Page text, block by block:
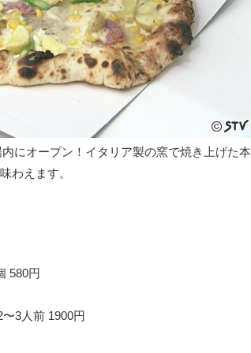
にオープン！イタリア製の窯で焼き上げた本
わえます。
580円
3人前 1900円